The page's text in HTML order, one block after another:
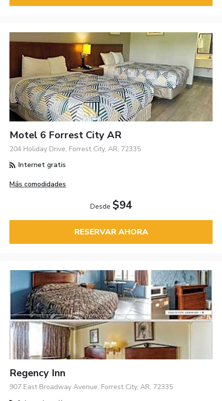
Motel 6 Forrest City AR
204 Holiday Drive, Forrest City, AR, 72335
Internet gratis
Más comodidades
Desde $94
RESERVAR AHORA
Regency Inn
907 East Broadway Avenue, Forrest City, AR, 72335